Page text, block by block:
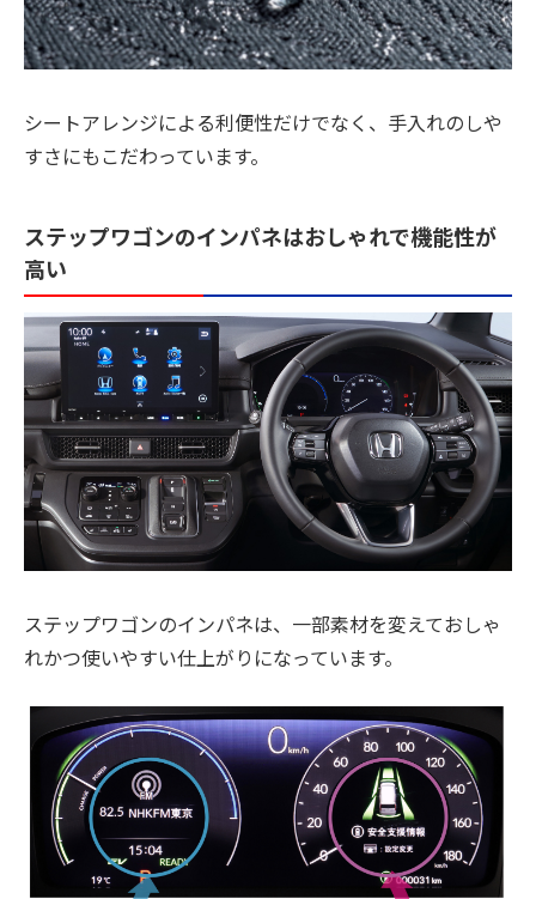
シートアレンジによる利便性だけでなく、手入れのしや
すさにもこだわっています。
ステップワゴンのインパネはおしゃれで機能性が
高い
ステップワゴンのインパネは、一部素材を変えておしゃ
れかつ使いやすい仕上がりになっています。